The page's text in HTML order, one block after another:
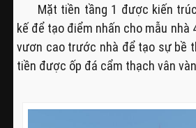
Mặt tiền tầng 1 được kiến
kế để tạo điểm nhấn cho mẫu nhà
vươn cao trước nhà để tạo sự bề
tiền được ốp đá cẩm thạch vân